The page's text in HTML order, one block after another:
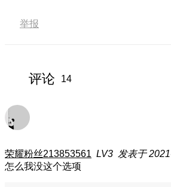
举报
评论 14
荣耀粉丝213853561 LV3 发表于
怎么我没这个选项